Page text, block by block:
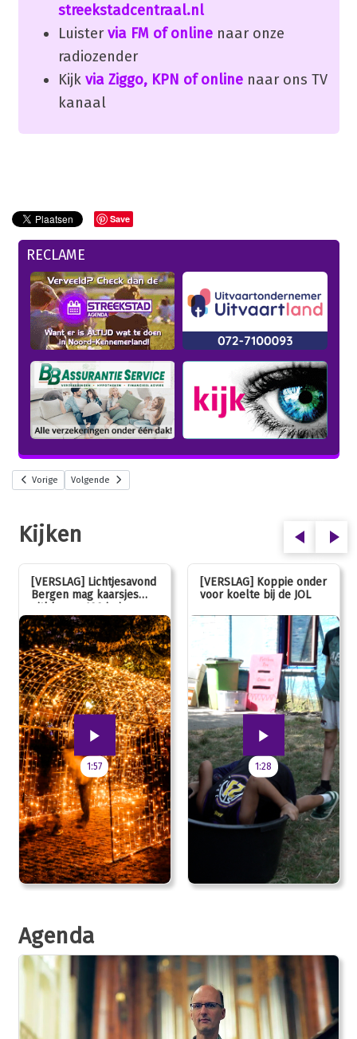
streekstadcentraal.nl
Luister via FM of onlinenaar onze
radiozender
Kijk via Ziggo, KPN of onlinenaar ons TV
kanaal
Save
RECLAME
Vorige Volgende
Kijken
[VERSLAG] Lichtjesavond
Bergen mag kaarsjes
uitblazen: 100 jarig
jubileum!
1:57
[VERSLAG] Koppie onder
voor koelte bij de JOL
1:28
Agenda